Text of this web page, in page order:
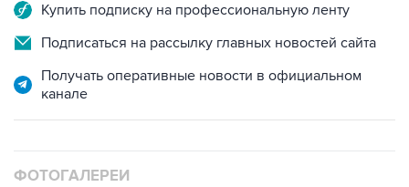
Купить подписку на профессиональную ленту
Подписаться на рассылку главных новостей сайта
Получать оперативные новости в официальном
канале
ФОТОГАЛЕРЕИ